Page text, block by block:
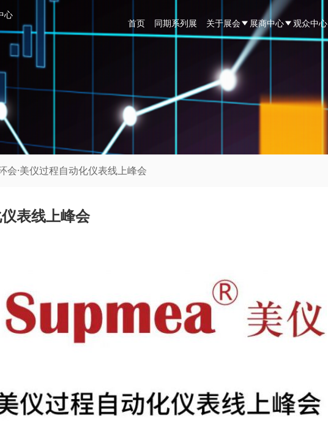
心
首页 同期系列展 关于展会 展商中心 观众中心
会·美仪过程自动化仪表线上峰会
表线上峰会